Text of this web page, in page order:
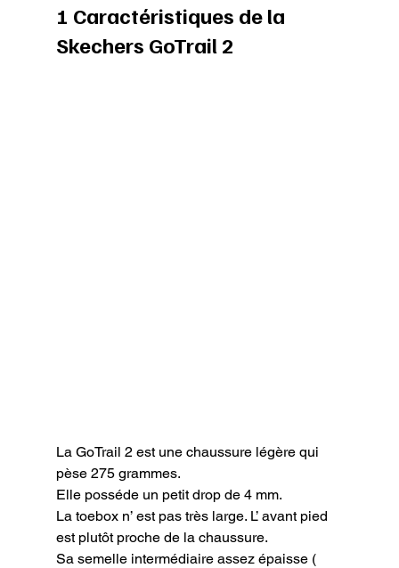
1 Caractéristiques de la
Skechers GoTrail 2
La GoTrail 2 est une chaussure légère qui
pèse 275 grammes.
Elle posséde un petit drop de 4 mm.
La toebox n’ est pas très large. L’ avant pied
est plutôt proche de la chaussure.
Sa semelle intermédiaire assez épaisse (